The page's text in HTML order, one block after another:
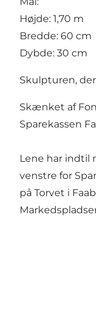
Højde: 1,70 m
Bredde: 60 cm
Dybde: 30 cm
Skulpturen,
Skænket af
Sparekassen
Lene har indtil
venstre for
på Torvet i